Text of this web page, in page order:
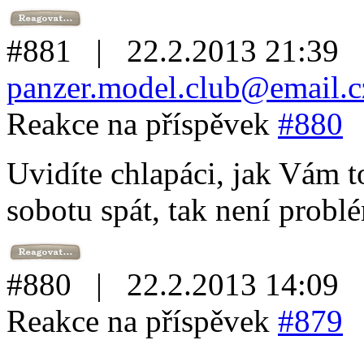
#881 | 22.2.2013
Reakce na příspěvek #880
Uvidíte chlapáci, jak Vám
sobotu spát, tak není
#880 | 22.2.2013
Reakce na příspěvek #879